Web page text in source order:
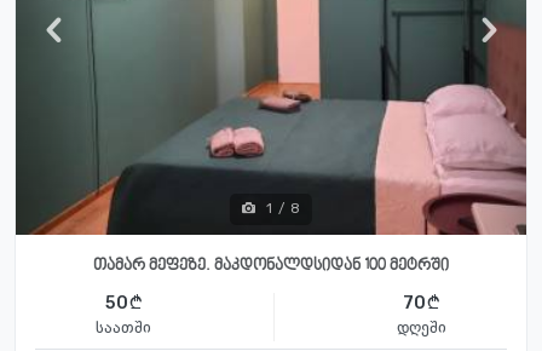
1 / 8
თამარ მეფეზე. მაკდონალდსიდან 100 მეტრში
50
საათში
70
დღეში